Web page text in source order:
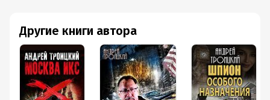
Другие книги автора